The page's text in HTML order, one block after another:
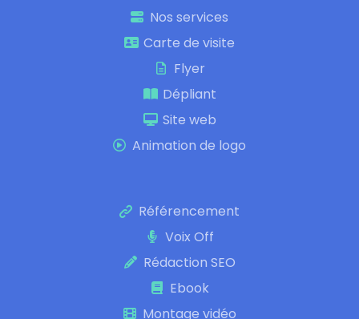
Nos services
Carte de visite
Flyer
Dépliant
Site web
Animation de logo
Référencement
Voix Off
Rédaction SEO
Ebook
Montage vidéo